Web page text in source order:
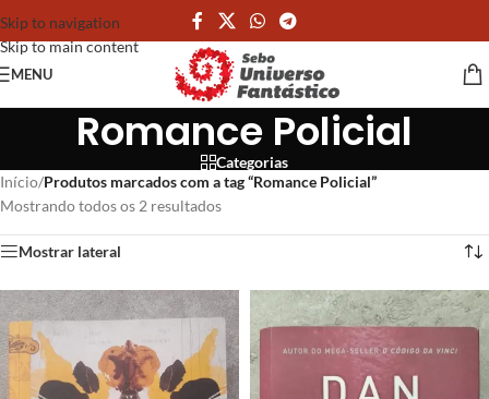
Skip to navigation
Skip to main content
MENU
Romance Policial
Categorias
Início/Produtos marcados com a tag “Romance Policial”
Mostrando todos os 2 resultados
Mostrar lateral